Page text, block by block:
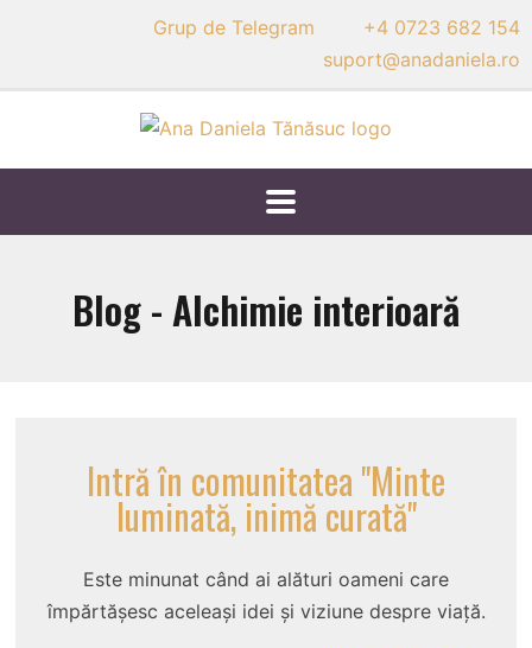
Grup de Telegram
+4 0723 682 154
suport@anadaniela.ro
Blog - Alchimie interioară
Intră în comunitatea "Minte
luminată, inimă curată"
Este minunat când ai alături oameni care
împărtășesc aceleași idei și viziune despre viață.